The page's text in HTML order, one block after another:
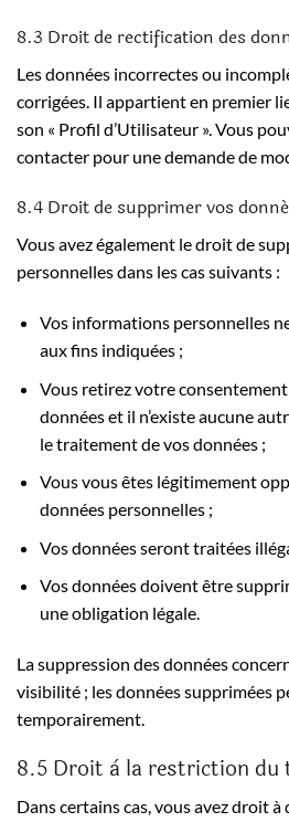
8.3 Droit de rectification des
Les données incorrectes ou
corrigées. Il appartient en premier
son « Profil d’Utilisateur ». Vous
contacter pour une demande de
8.4 Droit de supprimer vos
Vous avez également le droit de
personnelles dans les cas suivants :
Vos informations personnelles
aux fins indiquées ;
Vous retirez votre
données et il n’existe aucune
le traitement de vos données ;
Vous vous êtes légitimement
données personnelles ;
Vos données seront traitées
Vos données doivent être
une obligation légale.
La suppression des données
visibilité ; les données supprimées
temporairement.
8.5 Droit à la restriction du
Dans certains cas, vous avez droit